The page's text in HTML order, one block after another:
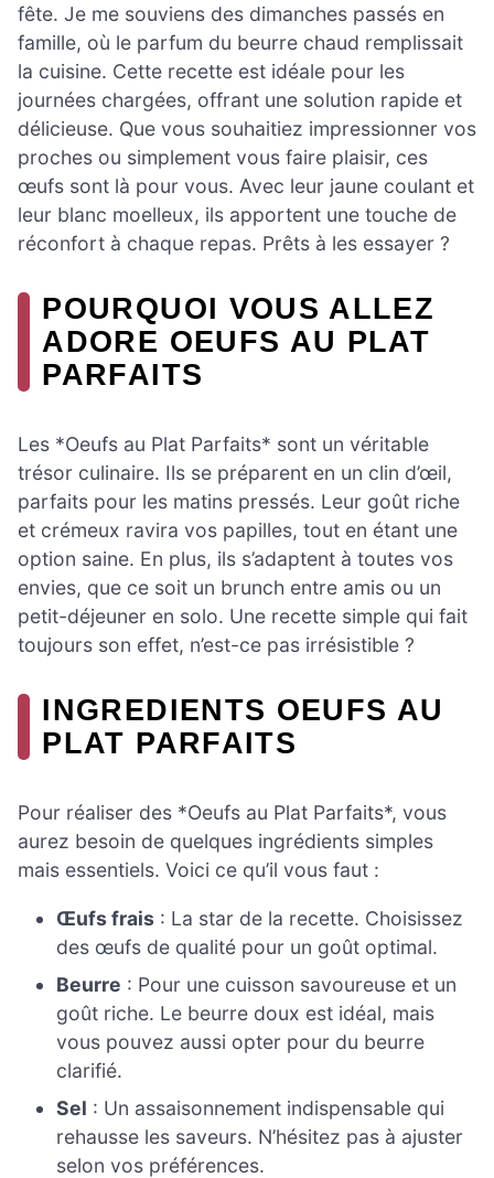
fête. Je me souviens des dimanches passés en
famille, où le parfum du beurre chaud remplissait
la cuisine. Cette recette est idéale pour les
journées chargées, offrant une solution rapide et
délicieuse. Que vous souhaitiez impressionner vos
proches ou simplement vous faire plaisir, ces
œufs sont là pour vous. Avec leur jaune coulant et
leur blanc moelleux, ils apportent une touche de
réconfort à chaque repas. Prêts à les essayer ?
POURQUOI VOUS ALLEZ
ADORE OEUFS AU PLAT
PARFAITS
Les *Oeufs au Plat Parfaits* sont un véritable
trésor culinaire. Ils se préparent en un clin d’œil,
parfaits pour les matins pressés. Leur goût riche
et crémeux ravira vos papilles, tout en étant une
option saine. En plus, ils s’adaptent à toutes vos
envies, que ce soit un brunch entre amis ou un
petit-déjeuner en solo. Une recette simple qui fait
toujours son effet, n’est-ce pas irrésistible ?
INGREDIENTS OEUFS AU
PLAT PARFAITS
Pour réaliser des *Oeufs au Plat Parfaits*, vous
aurez besoin de quelques ingrédients simples
mais essentiels. Voici ce qu’il vous faut :
Œufs frais : La star de la recette. Choisissez
des œufs de qualité pour un goût optimal.
Beurre : Pour une cuisson savoureuse et un
goût riche. Le beurre doux est idéal, mais
vous pouvez aussi opter pour du beurre
clarifié.
Sel : Un assaisonnement indispensable qui
rehausse les saveurs. N’hésitez pas à ajuster
selon vos préférences.